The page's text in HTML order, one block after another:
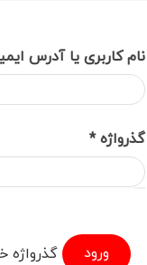
نام کاربری یا آدرس
گذرواژه*الزامی
ورود گذرواژه